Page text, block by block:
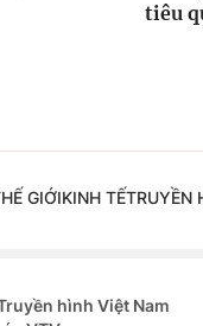
tiêu
GIỚIKINH TẾTRUYỀN
hình Việt Nam